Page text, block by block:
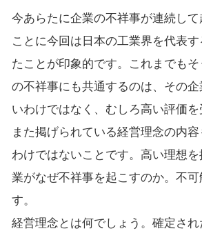
今あらたに企業の不祥事が連続して
ことに今回は日本の工業界を代表
たことが印象的です。これまでも
の不祥事にも共通するのは、その
いわけではなく、むしろ高い評価を
また掲げられている経営理念の内
わけではないことです。高い理想
業がなぜ不祥事を起こすのか。不可
す。
経営理念とは何でしょう。確定され